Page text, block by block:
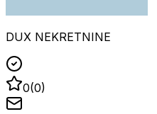
DUX NEKRETNINE
0(0)